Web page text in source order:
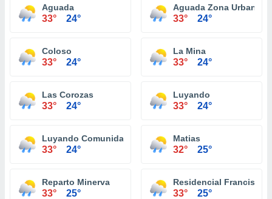
Aguada
33° 24°
Aguada Zona Urbana
33° 24°
Coloso
33° 24°
La Mina
33° 24°
Las Corozas
33° 24°
Luyando
33° 24°
Luyando Comunidad
33° 24°
Matias
32° 25°
Reparto Minerva
33° 25°
Residencial Francisco
33° 25°